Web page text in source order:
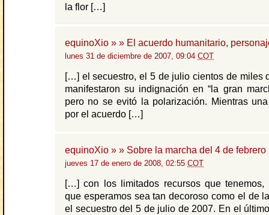
la flor […]
equinoXio » » El acuerdo humanitario,
lunes 31 de diciembre de 2007, 09:04 COT
[…] el secuestro, el 5 de julio cientos de miles
manifestaron su indignación en “la gran
pero no se evitó la polarización. Mientras
por el acuerdo […]
equinoXio » » Sobre la marcha del 4 de febrero
jueves 17 de enero de 2008, 02:55 COT
[…] con los limitados recursos que tenemos,
que esperamos sea tan decoroso como el de
el secuestro del 5 de julio de 2007. En el